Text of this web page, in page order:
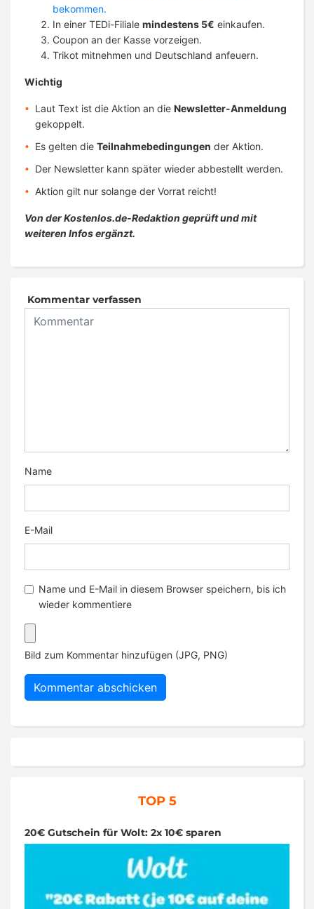
bekommen.
In einer TEDi-Filiale mindestens 5€ einkaufen.
Coupon an der Kasse vorzeigen.
Trikot mitnehmen und Deutschland anfeuern.
Wichtig
Laut Text ist die Aktion an die Newsletter-Anmeldung
gekoppelt.
Es gelten die Teilnahmebedingungen der Aktion.
Der Newsletter kann später wieder abbestellt werden.
Aktion gilt nur solange der Vorrat reicht!
Von der Kostenlos.de-Redaktion geprüft und mit
weiteren Infos ergänzt.
Kommentar verfassen
Name
E-Mail
Name und E-Mail in diesem Browser speichern, bis ich
wieder kommentiere
Bild zum Kommentar hinzufügen (JPG, PNG)
TOP 5
20€ Gutschein für Wolt: 2x 10€ sparen